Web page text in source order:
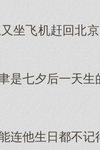
坐飞机赶回北
七夕后一天生
连他生日都不记